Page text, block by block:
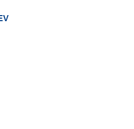
81 kW, Benzine, 5 deuren